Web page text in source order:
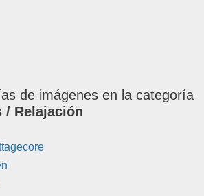
de imágenes en la categoría
/ Relajación